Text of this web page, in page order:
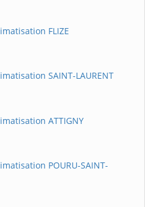
FLIZE
SAINT-LAURENT
ATTIGNY
POURU-SAINT-